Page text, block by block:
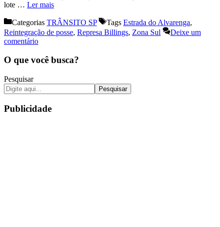
lote … Ler mais
Categorias TRÂNSITO SP Tags Estrada do Alvarenga,
Reintegração de posse, Represa Billings, Zona Sul
Deixe um
comentário
O que você busca?
Pesquisar
Pesquisar
Publicidade